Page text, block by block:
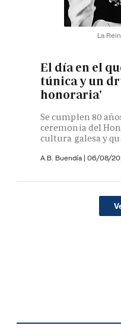
La
El día en el
túnica y un
honoraria'
Se cumplen 80
ceremonia del
cultura galesa y
A.B. Buendía | 06/08/